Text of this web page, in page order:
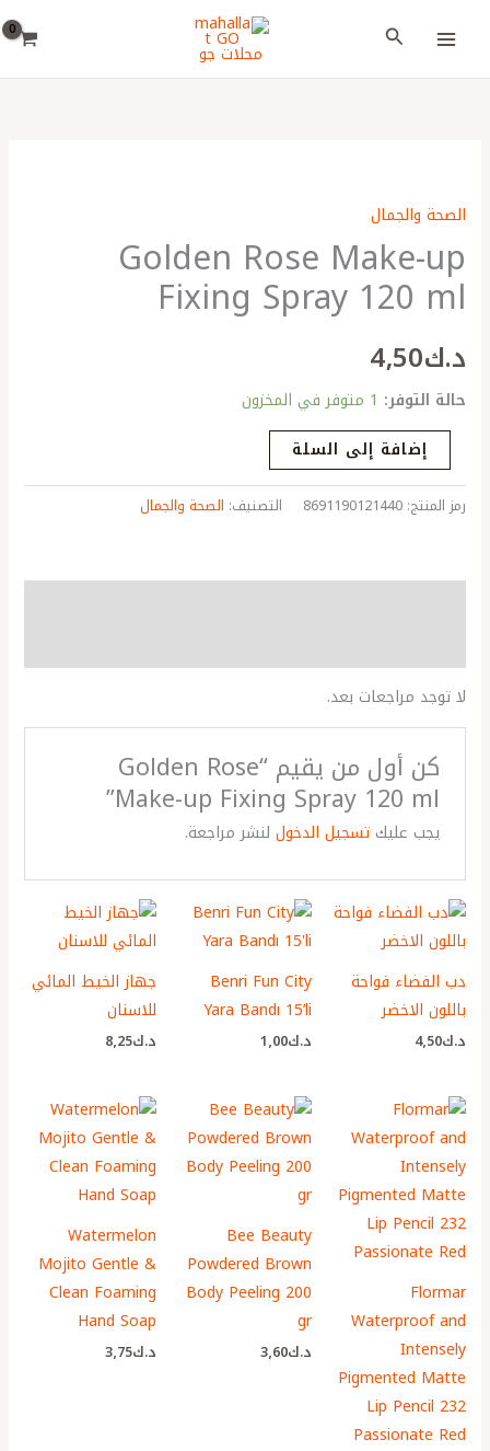
البحث
الصحة والجمال
Golden Rose Make-up
Fixing Spray 120 ml
د.ك4٫50
حالة التوفر: 1 متوفر في المخزون
Rose
Make-
up
Fixing
120
ml
إضافة إلى السلة
رمز المنتج: 8691190121440 التصنيف: الصحة والجمال
لا توجد مراجعات بعد.
كن أول من يقيم “Golden Rose
Make-up Fixing Spray 120 ml”
يجب عليك تسجيل الدخوللنشر مراجعة.
دب الفضاء فواحة
باللون الاخضر
د.ك4٫50
Benri Fun City
Yara Bandı 15’li
د.ك1٫00
جهاز الخيط المائي
للاسنان
د.ك8٫25
Flormar
Waterproof and
Intensely
Pigmented Matte
Lip Pencil 232
Passionate Red
Bee Beauty
Powdered Brown
Body Peeling 200
gr
د.ك3٫60
Watermelon
Mojito Gentle &
Clean Foaming
Hand Soap
د.ك3٫75